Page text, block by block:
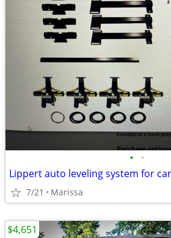
• •
Lippert auto leveling system for
7/21 Marissa
$4,651